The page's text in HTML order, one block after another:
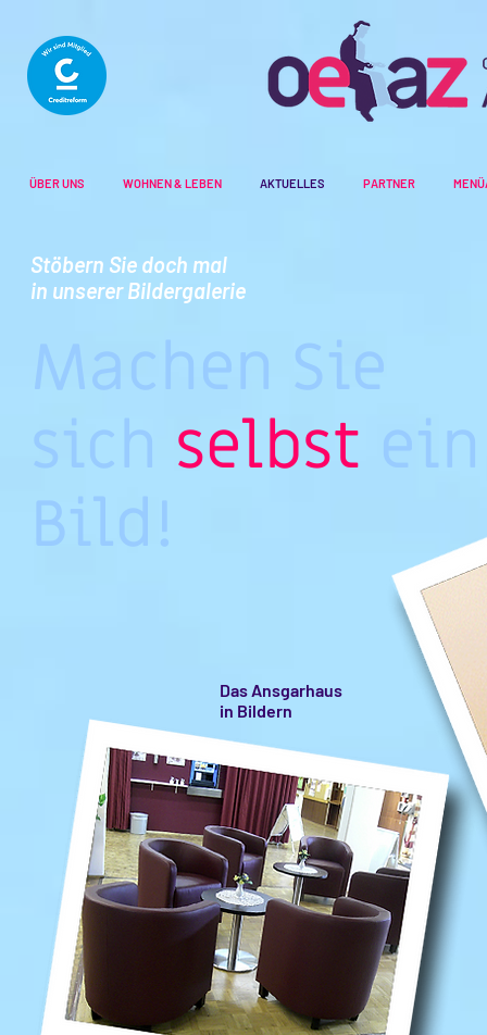
ÜBER UNS WOHNEN & LEBEN AKTUELLES PARTNER
Stöbern Sie doch mal
in unserer Bildergalerie
selbst
Das Ansgarhaus
in Bildern